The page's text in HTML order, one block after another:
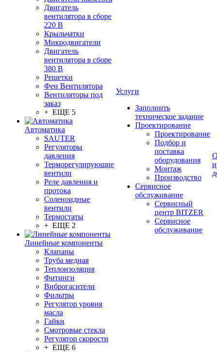
Двигатель
вентилятора в сборе
220 В
Крыльчатки
Микродвигатели
Двигатель
вентилятора в сборе
380 В
Решетки
Фен Вентилятора
Вентиляторы под
заказ
+ ЕЩЕ 5
Автоматика
SAUTER
Регуляторы
давления
Терморегулирующие
вентили
Реле давления и
протока
Соленоидные
вентили
Термостаты
+ ЕЩЕ 2
Линейные компоненты
Клапаны
Труба медная
Теплоизоляция
Фитинги
Виброгасители
Фильтры
Регулятор уровня
масла
Гайки
Смотровые стекла
Регулятор скорости
+ ЕЩЕ 6
Услуги
Заполнить
техническое задание
Проектирование
Проектирование
Подбор и
поставка
оборудования
Монтаж
Производство
Сервисное
обслуживание
Сервисный
центр BITZER
Сервисное
обслуживание
и